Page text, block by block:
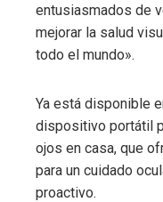
entusiasmados de
mejorar la salud
todo el mundo».
Ya está disponible
dispositivo portátil
ojos en casa, que
para un cuidado
proactivo.